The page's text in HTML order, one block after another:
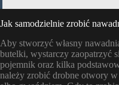
Jak samodzielnie zrobić
Aby stworzyć własny
butelki, wystarczy zaopatrzyć
pojemnik oraz kilka
należy zrobić drobne otwory w